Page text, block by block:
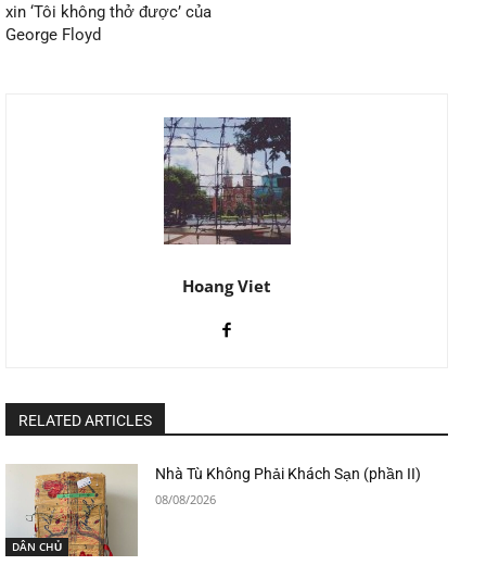
xin ‘Tôi không thở được’ của
George Floyd
Hoang Viet
RELATED ARTICLES
DÂN CHỦ
Nhà Tù Không Phải Khách Sạn (phần II)
08/08/2026